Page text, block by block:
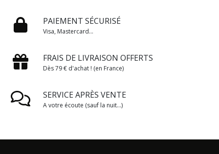
PAIEMENT SÉCURISÉ
Visa, Mastercard...
FRAIS DE LIVRAISON OFFERTS
Dès 79 € d'achat ! (en France)
SERVICE APRÈS VENTE
A votre écoute (sauf la nuit...)